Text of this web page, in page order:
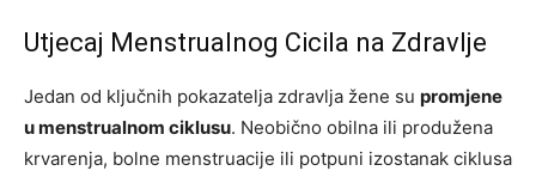
Utjecaj Menstrualnog Cicila na Zdravlje
Jedan od ključnih pokazatelja zdravlja žene su promjene
u menstrualnom ciklusu. Neobično obilna ili produžena
krvarenja, bolne menstruacije ili potpuni izostanak ciklusa